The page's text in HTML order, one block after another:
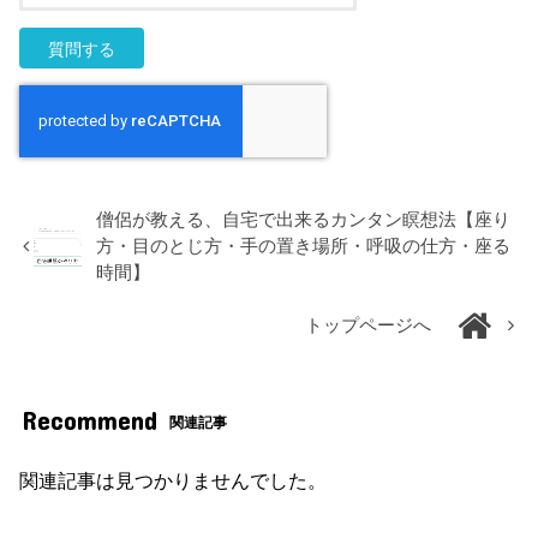
僧侶が教える、自宅で出来るカンタン瞑想法【座り
方・目のとじ方・手の置き場所・呼吸の仕方・座る
時間】
トップページへ
Recommend 関連記事
関連記事は見つかりませんでした。